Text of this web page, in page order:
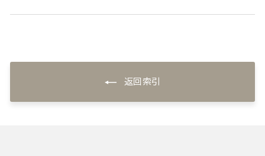
返回索引